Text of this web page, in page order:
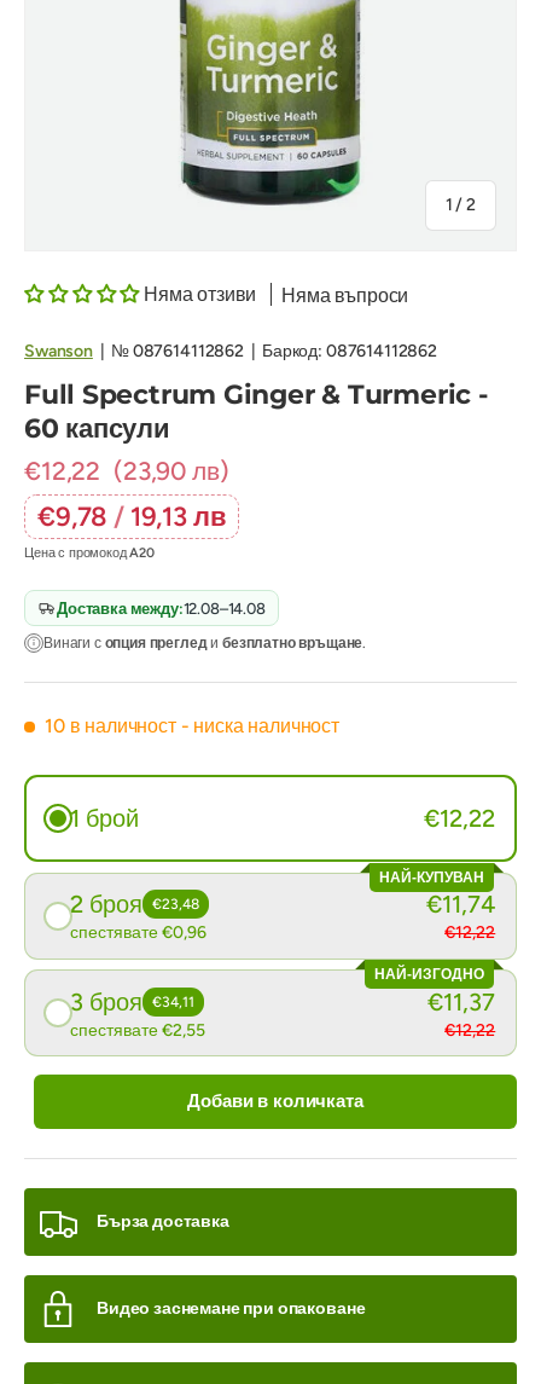
1 /на
2
Няма отзиви Няма въпроси
Swanson| №087614112862 Баркод: 087614112862
Full Spectrum Ginger & Turmeric -
60 капсули
€12,22 (23,90 лв)
€9,78 / 19,13 лв
Цена с промокодA20
Доставка между:12.08–14.08
Винаги с опция прегледибезплатно връщане.
10 в наличност - ниска наличност
1 брой €12,22
НАЙ-КУПУВАН
2 броя €23,48
спестявате €0,96
€11,74
€12,22
НАЙ-ИЗГОДНО
3 броя €34,11
спестявате €2,55
€11,37
€12,22
Добави в количката
Бърза доставка
Видео заснемане при опаковане